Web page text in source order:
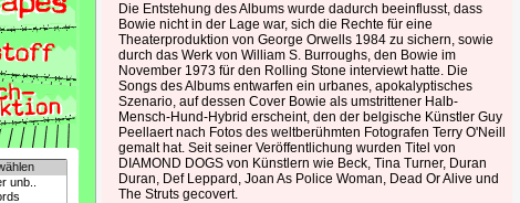
Die Entstehung des Albums wurde dadurch beeinflusst, dass
Bowie nicht in der Lage war, sich die Rechte für eine
Theaterproduktion von George Orwells 1984 zu sichern, sowie
durch das Werk von William S. Burroughs, den Bowie im
November 1973 für den Rolling Stone interviewt hatte. Die
Songs des Albums entwarfen ein urbanes, apokalyptisches
Szenario, auf dessen Cover Bowie als umstrittener Halb-
Mensch-Hund-Hybrid erscheint, den der belgische Künstler Guy
Peellaert nach Fotos des weltberühmten Fotografen Terry O'Neill
gemalt hat. Seit seiner Veröffentlichung wurden Titel von
DIAMOND DOGS von Künstlern wie Beck, Tina Turner, Duran
Duran, Def Leppard, Joan As Police Woman, Dead Or Alive und
The Struts gecovert.